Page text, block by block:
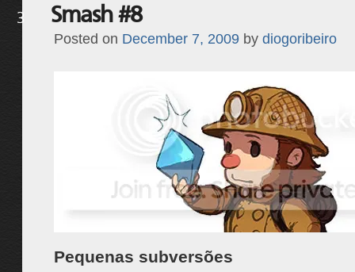
3 Smash #8
Posted on December 7, 2009 by diogoribeiro
Pequenas subversões